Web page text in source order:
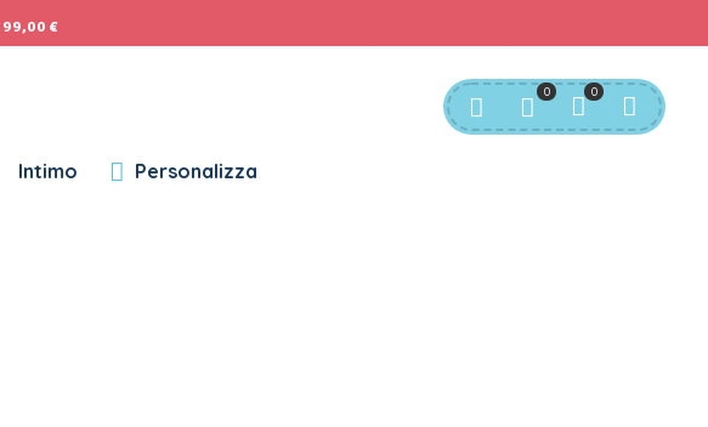
0
0
Intimo Personalizza
99,00 €